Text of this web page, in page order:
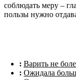
соблюдать меру –
пользы нужно
: Варить не
: Ожидала